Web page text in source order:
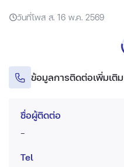
วันที่โพส ส. 16 พ.ค. 2569
ข้อมูลการติดต่อเพิ่มเติม
ชื่อผู้ติดต่อ
-
Tel